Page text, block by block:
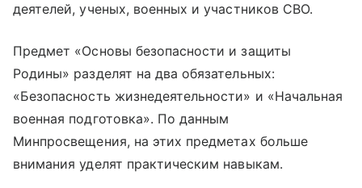
деятелей, ученых, военных и участников СВО.
Предмет «Основы безопасности и защиты
Родины» разделят на два обязательных:
«Безопасность жизнедеятельности» и «Начальная
военная подготовка». По данным
Минпросвещения, на этих предметах больше
внимания уделят практическим навыкам.